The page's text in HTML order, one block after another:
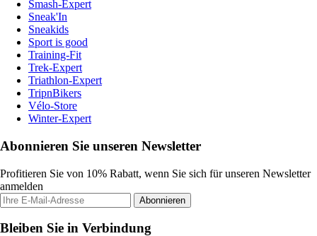
Smash-Expert
Sneak'In
Sneakids
Sport is good
Training-Fit
Trek-Expert
Triathlon-Expert
TripnBikers
Vélo-Store
Winter-Expert
Abonnieren Sie unseren Newsletter
Profitieren Sie von 10% Rabatt, wenn Sie sich für unseren Newsletter
anmelden
Abonnieren
Bleiben Sie in Verbindung